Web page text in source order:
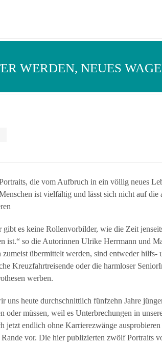
WERDEN, NEUES
die vom Aufbruch in ein völlig neues
ist vielfältig und lässt sich nicht auf die
gibt es keine Rollenvorbilder, wie die Zeit
ist.“ so die Autorinnen Ulrike Herrmann und
zumeist übermittelt werden, sind entweder hilfs-
Kreuzfahrtreisende oder die harmloser
werben.
uns heute durchschnittlich fünfzehn Jahre
oder müssen, weil es Unterbrechungen in
jetzt endlich ohne Karrierezwänge
vor. Die hier publizierten zwölf Portraits